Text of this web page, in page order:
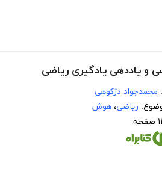
و یاددهی یادگیری ریاضی
محمدجواد دژکوهی
ریاضی، هوش